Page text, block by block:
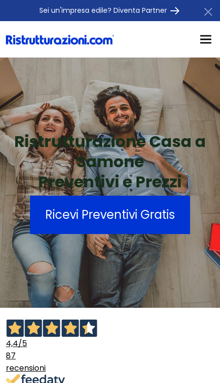
Sei un'impresa edile? Diventa Partner
Ristrutturazione Casa a
Samone
Preventivi e Prezzi
Ricevi Preventivi Gratis
4,4/5
87
recensioni